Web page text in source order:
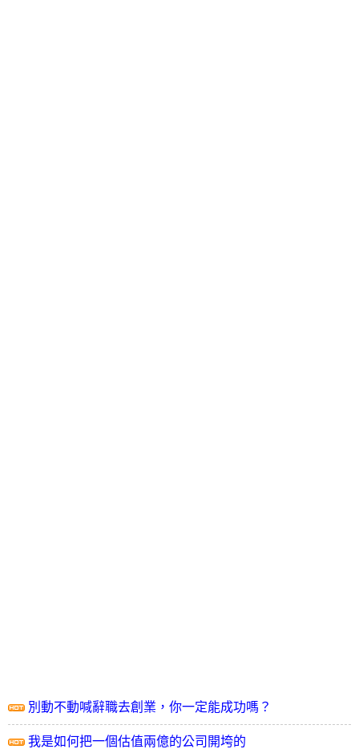
別動不動喊辭職去創業，你一定能成功嗎？
我是如何把一個估值兩億的公司開垮的